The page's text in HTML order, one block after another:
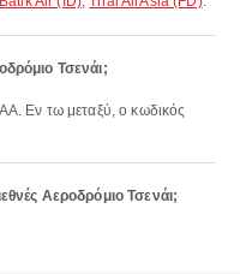
Τσενάι;
Αεροδρόμιο Τσενάι;